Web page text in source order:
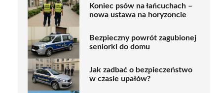
Koniec psów na łańcuchach –
nowa ustawa na horyzoncie
Bezpieczny powrót zagubionej
seniorki do domu
Jak zadbać o bezpieczeństwo
w czasie upałów?